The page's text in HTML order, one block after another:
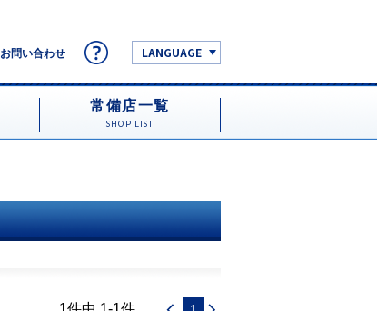
お問い合わせ LANGUAGE
常備店一覧
SHOP LIST